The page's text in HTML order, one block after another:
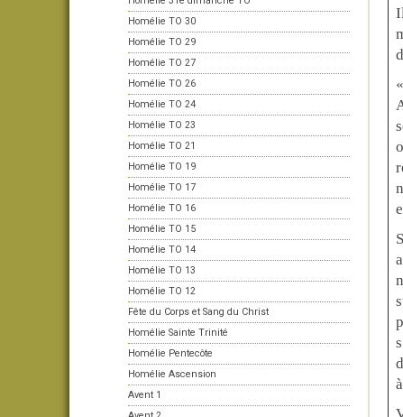
Homélie TO 30
Homélie TO 29
Homélie TO 27
Homélie TO 26
Homélie TO 24
Homélie TO 23
Homélie TO 21
Homélie TO 19
Homélie TO 17
Homélie TO 16
Homélie TO 15
Homélie TO 14
Homélie TO 13
Homélie TO 12
Fête du Corps et Sang du Christ
Homélie Sainte Trinité
Homélie Pentecôte
Homélie Ascension
Avent 1